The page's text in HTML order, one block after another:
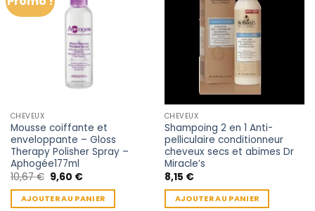
CHEVEUX
Mousse coiffante et
enveloppante – Gloss
Therapy Polisher Spray –
Aphogée177ml
10,67€ Le
prix
initial
était :
9,60 €Le
actuel
est :
AJOUTER AU PANIER
CHEVEUX
Shampoing 2 en 1 Anti-
pelliculaire conditionneur
cheveux secs et abimes Dr
Miracle’s
8,15 €
AJOUTER AU PANIER